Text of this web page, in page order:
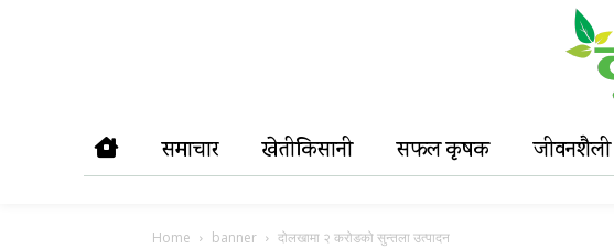
समाचार खेतीकिसानी सफल कृषक जीवनशैली
Home banner दोलखामा २ करोडको सुन्तला उत्पादन